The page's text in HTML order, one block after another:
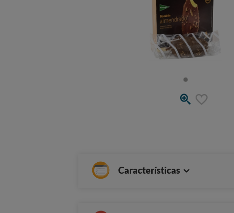
Características